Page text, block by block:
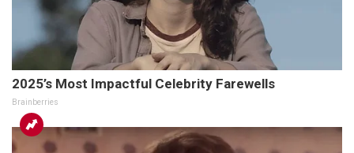
2025’s Most Impactful Celebrity Farewells
Brainberries